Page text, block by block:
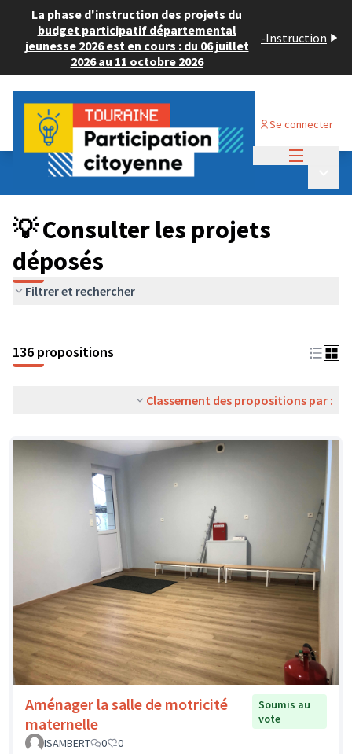
La phase d'instruction des projets du
budget participatif départemental
jeunesse 2026 est en cours : du 06 juillet
2026 au 11 octobre 2026
-Instruction
Se connecter
Budget Participatif JEUNESSE 2024
💡 Consulter les projets déposés
💡 Consulter les projets
déposés
Filtrer et rechercher
136 propositions
Classement des propositions par :
Aménager la salle de motricité
maternelle
Soumis au
vote
ISAMBERT
0 0